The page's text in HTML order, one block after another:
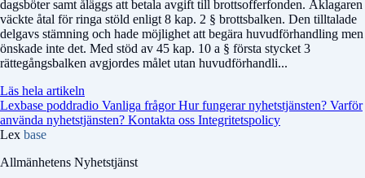
dagsböter samt åläggs att betala avgift till brottsofferfonden. Åklagaren
väckte åtal för ringa stöld enligt 8 kap. 2 § brottsbalken. Den tilltalade
delgavs stämning och hade möjlighet att begära huvudförhandling men
önskade inte det. Med stöd av 45 kap. 10 a § första stycket 3
rättegångsbalken avgjordes målet utan huvudförhandli...
Läs hela artikeln
Lexbase poddradio Vanliga frågorHur fungerar nyhetstjänsten? Varför
använda nyhetstjänsten? Kontakta oss Integritetspolicy
Lex base
Allmänhetens Nyhetstjänst